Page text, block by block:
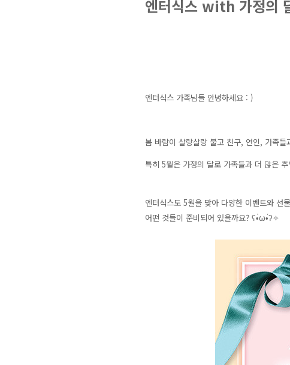
엔터식스 with 가정의
엔터식스 가족님들 안녕하세요 : )
봄 바람이 살랑살랑 불고 친구, 연인, 가족
특히 5월은 가정의 달로 가족들과 더 많은
엔터식스도 5월을 맞아 다양한 이벤트와 선
어떤 것들이 준비되어 있을까요? ʕ•̀ω•́ʔ✧